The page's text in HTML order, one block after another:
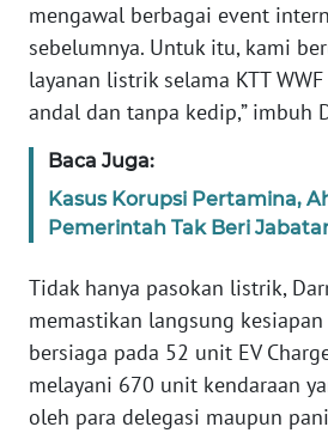
mengawal berbagai event
sebelumnya. Untuk itu, kami
layanan listrik selama KTT
andal dan tanpa kedip,” imbuh
Baca Juga:
Kasus Korupsi Pertamina,
Pemerintah Tak Beri
Tidak hanya pasokan listrik,
memastikan langsung
bersiaga pada 52 unit EV
melayani 670 unit kendaraan
oleh para delegasi maupun
WN
SERAMBI
WN
WN
SULTRA
WN
NTB
WN
SULTENG